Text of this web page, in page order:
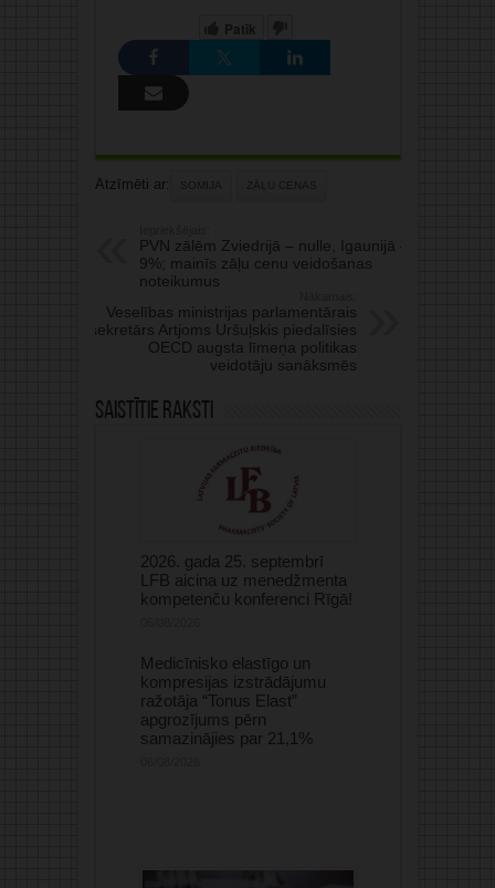
Patīk
Atzīmēti ar: SOMIJA ZĀĻU CENAS
PVN zālēm Zviedrijā – nulle, Igaunijā –
9%; mainīs zāļu cenu veidošanas
noteikumus
Veselības ministrijas parlamentārais
sekretārs Artjoms Uršuļskis piedalīsies
OECD augsta līmeņa politikas
veidotāju sanāksmēs
Saistītie raksti
2026. gada 25. septembrī
LFB aicina uz menedžmenta
kompetenču konferenci Rīgā!
Medicīnisko elastīgo un
kompresijas izstrādājumu
ražotāja “Tonus Elast”
apgrozījums pērn
samazinājies par 21,1%